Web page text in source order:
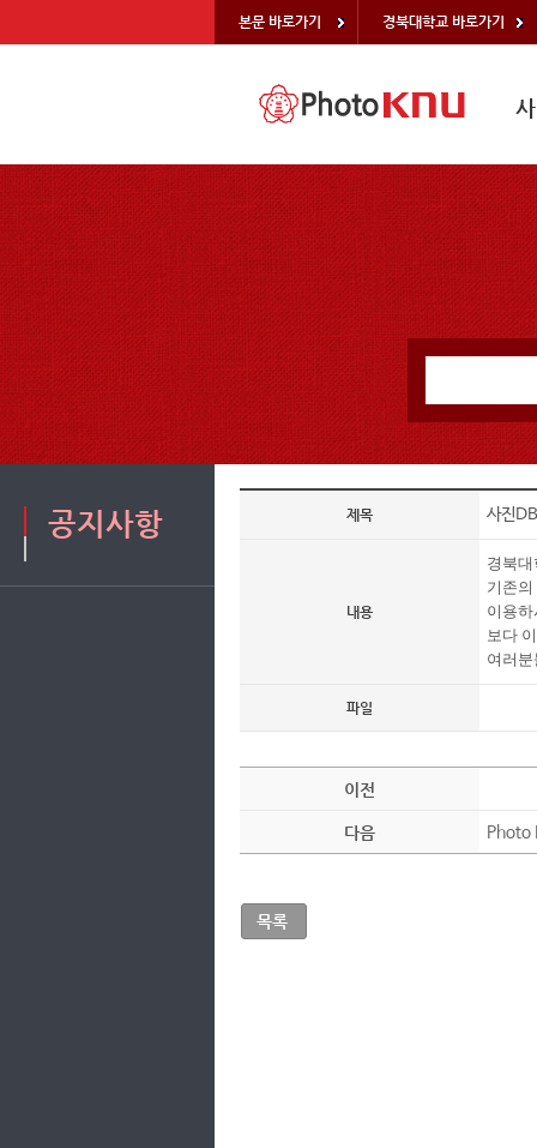
본문 바로가기 경북대학교 바로가기
공지사항 제목 사진
내용
경북
기존
이용
보다
여러
파일
이전
다음 Photo
목록